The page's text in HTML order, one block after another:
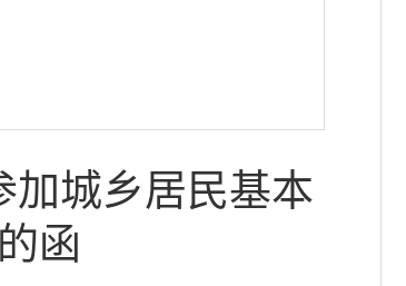
加城乡居民基本
函